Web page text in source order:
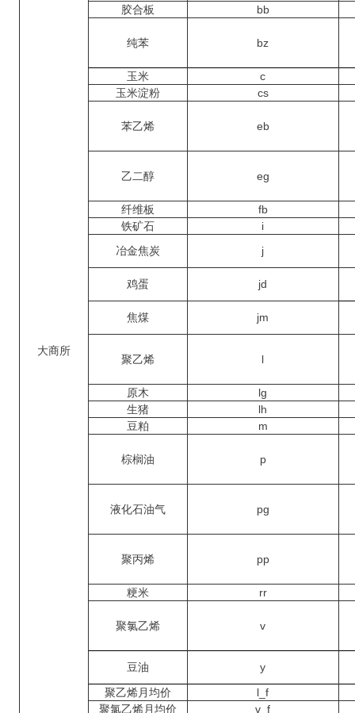
大商所
胶合板
bb
纯苯 bz
玉米
c
玉米淀粉
cs
苯乙烯 eb
乙二醇 eg
纤维板
fb
铁矿石
i
冶金焦炭
j
鸡蛋 jd
焦煤 jm
聚乙烯 l
原木
lg
生猪
lh
豆粕
m
棕榈油 p
液化石油气 pg
聚丙烯 pp
粳米 rr
聚氯乙烯 v
豆油
y
聚乙烯月均价
l_f
聚氯乙烯月均价
v_f